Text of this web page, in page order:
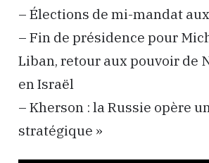
– Élections de mi-mandat aux
– Fin de présidence pour
Liban, retour aux pouvoir de
en Israël
– Kherson : la Russie opère
stratégique »